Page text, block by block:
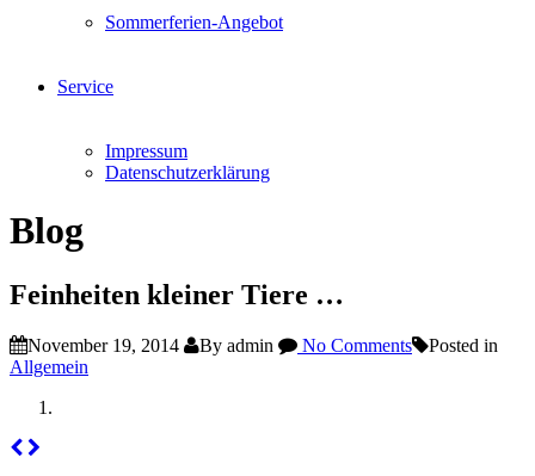
Sommerferien-Angebot
Service
Impressum
Datenschutzerklärung
Blog
Feinheiten kleiner Tiere …
November 19, 2014 By admin No Comments
Posted in
Allgemein